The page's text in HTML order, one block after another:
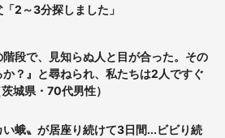
2～3分探しました」
階段で、見知らぬ人と目が合った。その
か？』と尋ねられ、私たちは2人ですぐ
城県・70代男性）
い蛾〟が居座り続けて3日間...ビビり続